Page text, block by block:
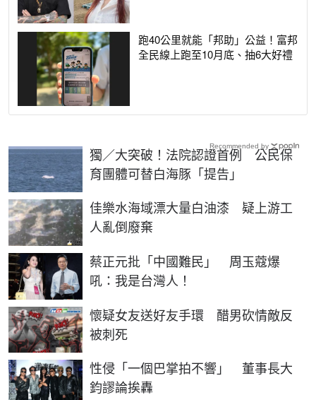
跑40公里就能「邦助」公益！富邦
全民線上跑至10月底、抽6大好禮
獨／大突破！法院認證首例 公民保
育團體可替白海豚「提告」
佳樂水海域漂大量白油漆 疑上游工
人亂倒廢棄
蔡正元批「中國難民」 周玉蔻爆
吼：我是台灣人！
懷疑女友送好友手環 醋男砍情敵反
被刺死
性侵「一個巴掌拍不響」 董事長大
鈞謬論挨轟
Recommended by